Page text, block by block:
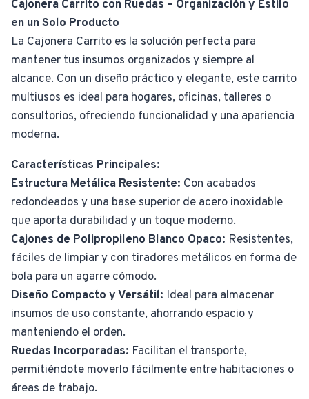
Cajonera Carrito con Ruedas – Organización y Estilo
en un Solo Producto
La Cajonera Carrito es la solución perfecta para
mantener tus insumos organizados y siempre al
alcance. Con un diseño práctico y elegante, este carrito
multiusos es ideal para hogares, oficinas, talleres o
consultorios, ofreciendo funcionalidad y una apariencia
moderna.
Características Principales:
Estructura Metálica Resistente: Con acabados
redondeados y una base superior de acero inoxidable
que aporta durabilidad y un toque moderno.
Cajones de Polipropileno Blanco Opaco: Resistentes,
fáciles de limpiar y con tiradores metálicos en forma de
bola para un agarre cómodo.
Diseño Compacto y Versátil: Ideal para almacenar
insumos de uso constante, ahorrando espacio y
manteniendo el orden.
Ruedas Incorporadas: Facilitan el transporte,
permitiéndote moverlo fácilmente entre habitaciones o
áreas de trabajo.